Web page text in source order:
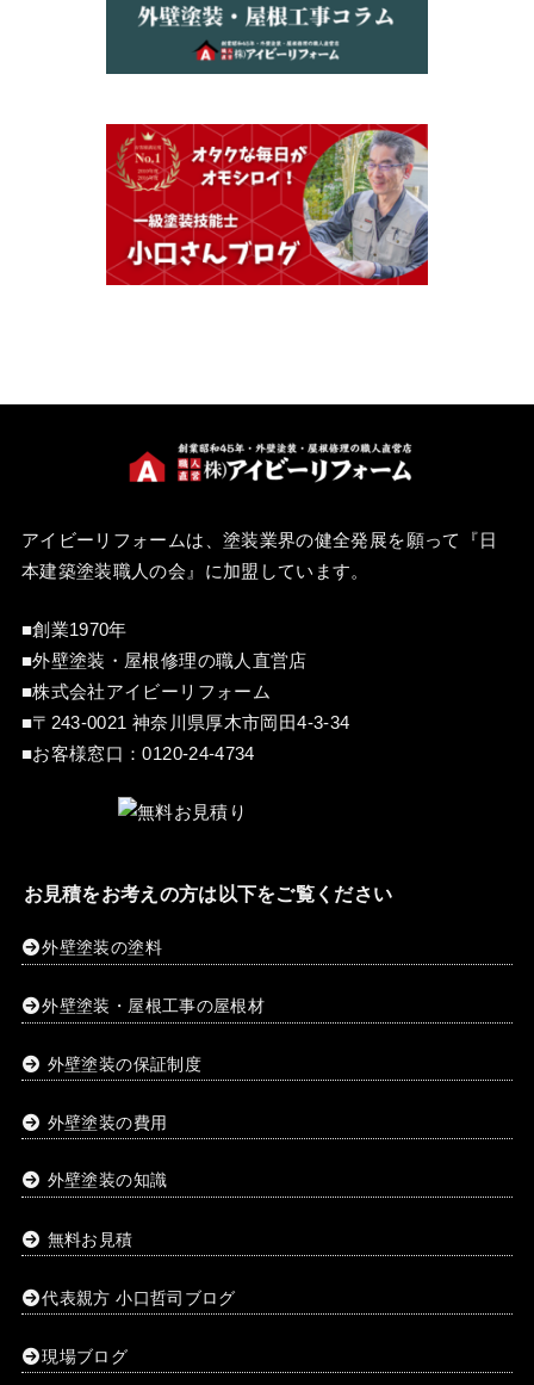
アイビーリフォームは、塗装業界の健全発展を願って『 日
本建築塗装職人の会 』に加盟しています。
■創業1970年
■外壁塗装・屋根修理の職人直営店
■株式会社アイビーリフォーム
■〒243-0021 神奈川県厚木市岡田4-3-34
■お客様窓口：0120-24-4734
お見積をお考えの方は以下をご覧ください
外壁塗装の塗料
外壁塗装・屋根工事の屋根材
外壁塗装の保証制度
外壁塗装の費用
外壁塗装の知識
無料お見積
代表親方 小口哲司ブログ
現場ブログ